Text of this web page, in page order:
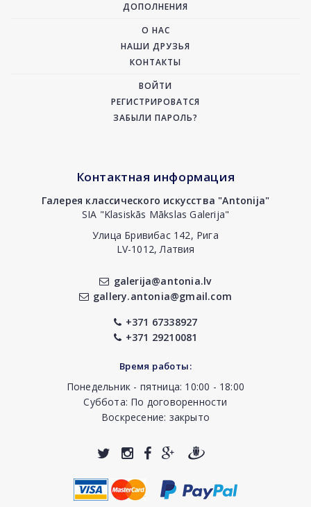
ДОПОЛНЕНИЯ
О НАС
НАШИ ДРУЗЬЯ
КОНТАКТЫ
ВОЙТИ
РЕГИСТРИРОВАТСЯ
ЗАБЫЛИ ПАРОЛЬ?
Контактная информация
Галерея классического искусства "Antonija"
SIA "Klasiskās Mākslas Galerija"
Улица Бривибас 142, Рига
LV-1012, Латвия
galerija@antonia.lv
gallery.antonia@gmail.com
+371 67338927
+371 29210081
Время работы:
Понедельник - пятница: 10:00 - 18:00
Суббота: По договоренности
Воскресение: закрыто